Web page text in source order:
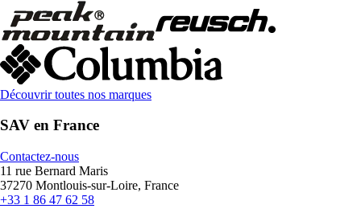
Découvrir toutes nos marques
SAV en France
Contactez-nous
11 rue Bernard Maris
37270 Montlouis-sur-Loire, France
+33 1 86 47 62 58